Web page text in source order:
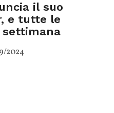
il suo
e tutte le
settimana
2024